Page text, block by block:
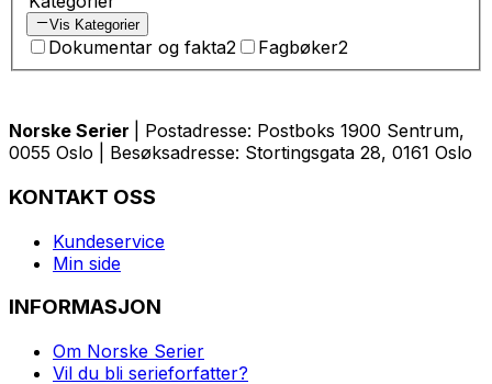
Vis Kategorier
Dokumentar og fakta2 Fagbøker2
Norske Serier
| Postadresse: Postboks 1900 Sentrum,
0055 Oslo | Besøksadresse: Stortingsgata 28, 0161 Oslo
KONTAKT OSS
Kundeservice
Min side
INFORMASJON
Om Norske Serier
Vil du bli serieforfatter?